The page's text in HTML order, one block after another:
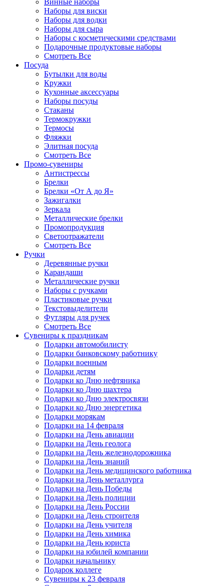
Винные наборы
Наборы для виски
Наборы для водки
Наборы для сыра
Наборы с косметическими средствами
Подарочные продуктовые наборы
Смотреть Все
Посуда
Бутылки для воды
Кружки
Кухонные аксессуары
Наборы посуды
Стаканы
Термокружки
Термосы
Фляжки
Элитная посуда
Смотреть Все
Промо-сувениры
Антистрессы
Брелки
Брелки «От А до Я»
Зажигалки
Зеркала
Металлические брелки
Промопродукция
Светоотражатели
Смотреть Все
Ручки
Деревянные ручки
Карандаши
Металлические ручки
Наборы с ручками
Пластиковые ручки
Текстовыделители
Футляры для ручек
Смотреть Все
Сувениры к праздникам
Подарки автомобилисту
Подарки банковскому работнику
Подарки военным
Подарки детям
Подарки ко Дню нефтяника
Подарки ко Дню шахтера
Подарки ко Дню электросвязи
Подарки ко Дню энергетика
Подарки морякам
Подарки на 14 февраля
Подарки на День авиации
Подарки на День геолога
Подарки на День железнодорожника
Подарки на День знаний
Подарки на День медицинского работника
Подарки на День металлурга
Подарки на День Победы
Подарки на День полиции
Подарки на День России
Подарки на День строителя
Подарки на День учителя
Подарки на День химика
Подарки на День юриста
Подарки на юбилей компании
Подарки начальнику
Подарок коллеге
Сувениры к 23 февраля